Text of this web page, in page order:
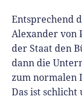
Entsprechend
Alexander von
der Staat den
dann die
zum normalen
Das ist schlicht